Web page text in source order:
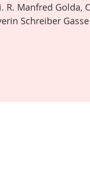
R. Manfred Golda,
Schreiber